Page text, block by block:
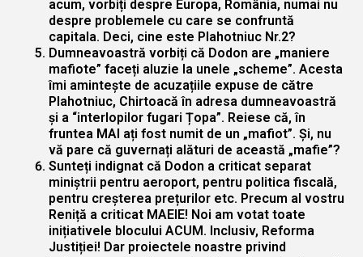
acum, vorbiți despre Europa, România, numai nu
despre problemele cu care se confruntă
capitala. Deci, cine este Plahotniuc Nr.2?
Dumneavoastră vorbiți că Dodon are „maniere
mafiote” faceți aluzie la unele „scheme”. Acesta
îmi amintește de acuzațiile expuse de către
Plahotniuc, Chirtoacă în adresa dumneavoastră
și a “interlopilor fugari Țopa”. Reiese că, în
fruntea MAI ați fost numit de un „mafiot”. Și, nu
vă pare că guvernați alături de această „mafie”?
Sunteți indignat că Dodon a criticat separat
miniștrii pentru aeroport, pentru politica fiscală,
pentru creșterea prețurilor etc. Precum al vostru
Reniță a criticat MAEIE! Noi am votat toate
inițiativele blocului ACUM. Inclusiv, Reforma
Justiției! Dar proiectele noastre privind